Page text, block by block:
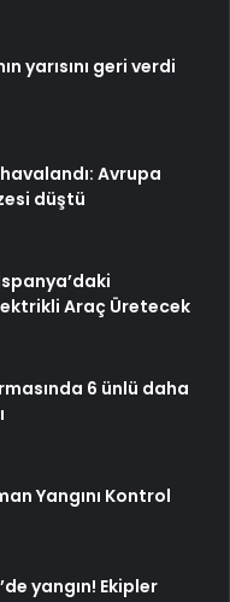
yarısını geri verdi
Avrupa
düştü
Araç Üretecek
6 ünlü daha
Yangını Kontrol
yangın! Ekipler